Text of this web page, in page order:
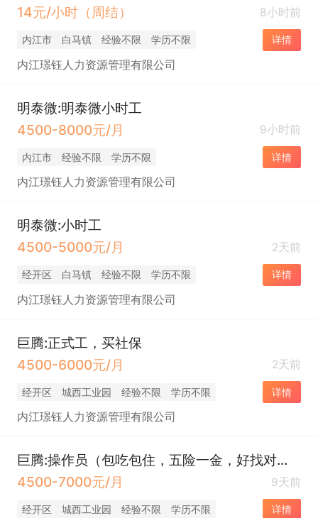
14元/小时（周结）
8小时前
内江市 白马镇 经验不限 学历不限 详情
内江璟钰人力资源管理有限公司
明泰微:明泰微小时工
4500-8000元/月
9小时前
内江市 经验不限 学历不限 详情
内江璟钰人力资源管理有限公司
明泰微:小时工
4500-5000元/月
2天前
经开区 白马镇 经验不限 学历不限 详情
内江璟钰人力资源管理有限公司
巨腾:正式工，买社保
4500-6000元/月
2天前
经开区 城西工业园 经验不限 学历不限 详情
内江璟钰人力资源管理有限公司
巨腾:操作员（包吃包住，五险一金，好找对象）
4500-7000元/月
9天前
经开区 城西工业园 经验不限 学历不限 详情